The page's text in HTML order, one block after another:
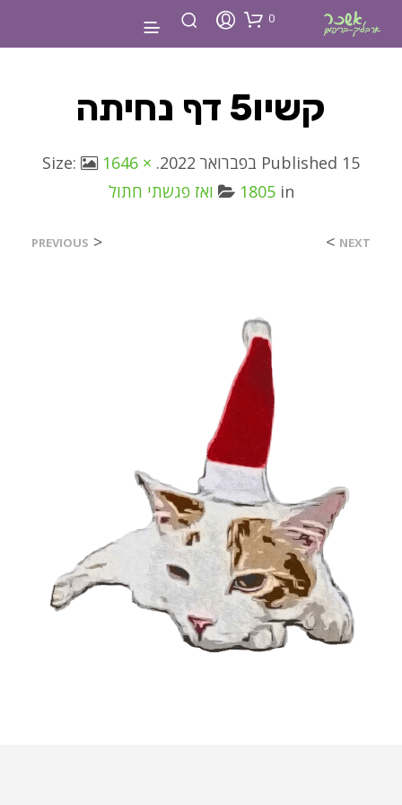
0
קשיו5 דף נחיתה
Published 15 בפברואר 2022 . Size:
1646 ×
1805in ואז פגשתי חתול
<
PREVIOUS NEXT
>